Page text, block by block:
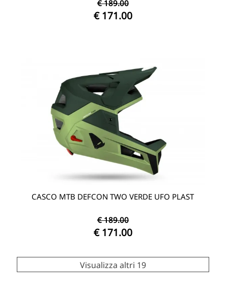
€ 189.00
€ 171.00
CASCO MTB DEFCON TWO VERDE UFO PLAST
€ 189.00
€ 171.00
Visualizza altri 19